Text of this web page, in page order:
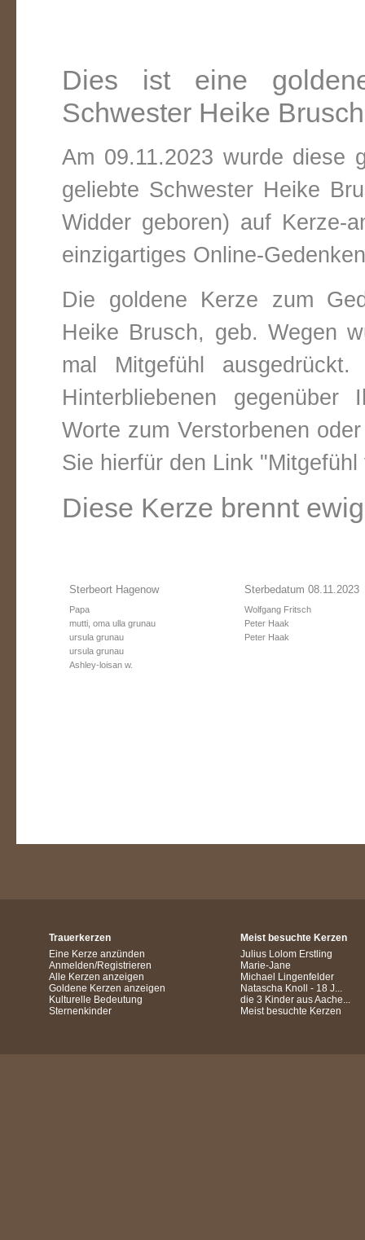
Dies ist eine
Schwester Heike
Am 09.11.2023 wurde diese
geliebte Schwester Heike
Widder geboren) auf Kerze-
einzigartiges Online-
Die goldene Kerze zum
Heike Brusch, geb. Wegen
mal Mitgefühl
Hinterbliebenen
Worte zum Verstorbenen
Sie hierfür den Link
Diese Kerze brennt
Sterbeort Hagenow
Papa
mutti, oma ulla grunau
ursula grunau
ursula grunau
Ashley-loisan w.
Sterbedatum 08.11.2023
Wolfgang Fritsch
Peter Haak
Peter Haak
Trauerkerzen
Eine Kerze anzünden
Anmelden/Registrieren
Alle Kerzen anzeigen
Goldene Kerzen anzeigen
Kulturelle Bedeutung
Sternenkinder
Meist besuchte Kerzen
Julius Lolom Erstling
Marie-Jane
Michael Lingenfelder
Natascha Knoll - 18 J...
die 3 Kinder aus Aache...
Meist besuchte Kerzen